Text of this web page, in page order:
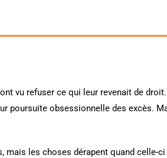
vu refuser ce qui leur revenait de
poursuite obsessionnelle des excès.
les choses dérapent quand celle-